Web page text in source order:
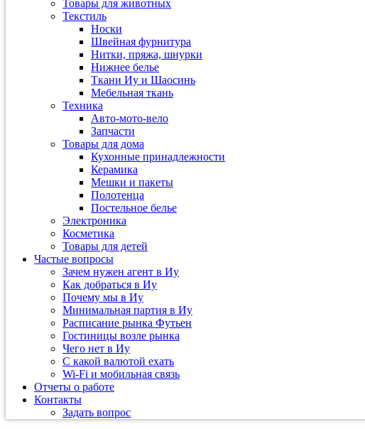
Товары для животных
Текстиль
Носки
Швейная фурнитура
Нитки, пряжа, шнурки
Нижнее белье
Ткани Иу и Шаосинь
Мебельная ткань
Техника
Авто-мото-вело
Запчасти
Товары для дома
Кухонные принадлежности
Керамика
Мешки и пакеты
Полотенца
Постельное белье
Электроника
Косметика
Товары для детей
Частые вопросы
Зачем нужен агент в Иу
Как добраться в Иу
Почему мы в Иу
Минимальная партия в Иу
Расписание рынка Футьен
Гостиницы возле рынка
Чего нет в Иу
С какой валютой ехать
Wi-Fi и мобильная связь
Отчеты о работе
Контакты
Задать вопрос